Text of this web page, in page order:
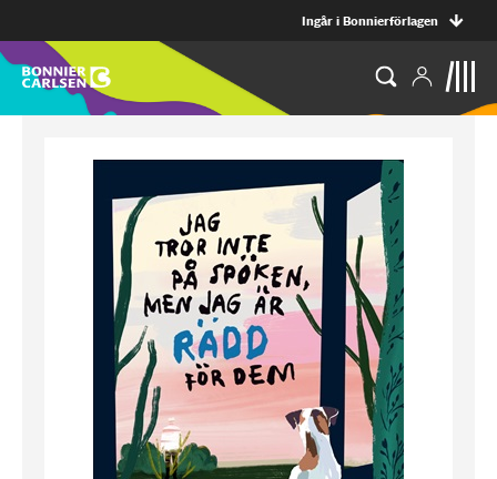
Ingår i Bonnierförlagen